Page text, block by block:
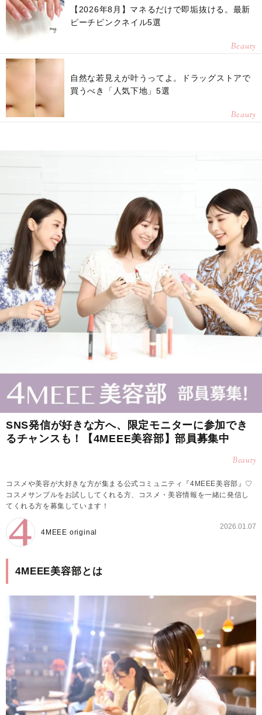
【2026年8月】マネるだけで即垢抜ける。最新
ピーチピンクネイル5選
Beauty
自然な若見えが叶うってよ。ドラッグストアで
買うべき「人気下地」5選
Beauty
SNS発信が好きな方へ、限定モニターに参加でき
るチャンスも！【4MEEE美容部】部員募集中
Beauty
コスメや美容が大好きな方が集まる公式コミュニティ『4MEEE美容部』♡
コスメサンプルをお試ししてくれる方、コスメ・美容情報を一緒に発信し
てくれる方を募集しています！
4MEEE original
2026.01.07
4MEEE美容部とは